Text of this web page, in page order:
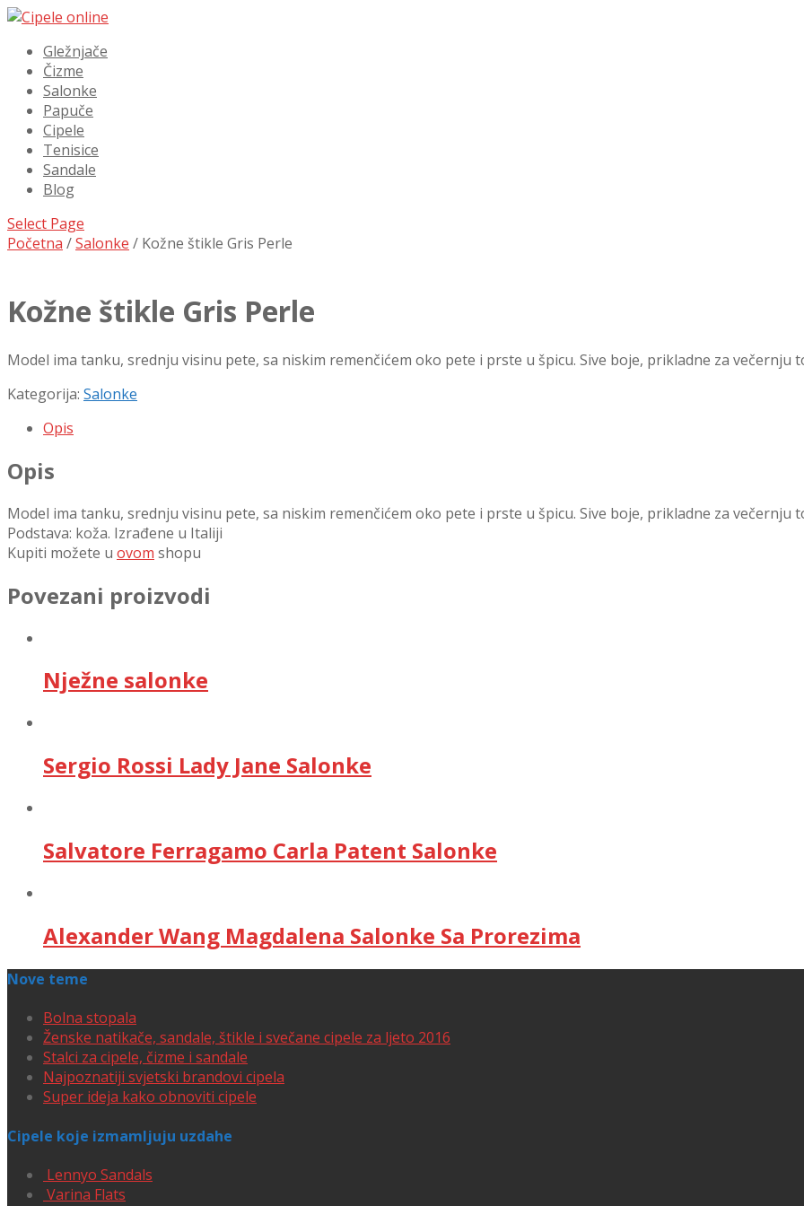
Gležnjače
Čizme
Salonke
Papuče
Cipele
Tenisice
Sandale
Blog
Select Page
Početna /Salonke / Kožne štikle Gris Perle
Kožne štikle Gris Perle
Model ima tanku, srednju visinu pete, sa niskim remenčićem oko pete i prste u špicu. Sive boje, prikladne za večernju
Kategorija: Salonke
Opis
Opis
Model ima tanku, srednju visinu pete, sa niskim remenčićem oko pete i prste u špicu. Sive boje, prikladne za večernju
Podstava: koža. Izrađene u Italiji
Kupiti možete u ovom shopu
Povezani proizvodi
Nježne salonke
Sergio Rossi Lady Jane Salonke
Salvatore Ferragamo Carla Patent Salonke
Alexander Wang Magdalena Salonke Sa Prorezima
Nove teme
Bolna stopala
Ženske natikače, sandale, štikle i svečane cipele za ljeto 2016
Stalci za cipele, čizme i sandale
Najpoznatiji svjetski brandovi cipela
Super ideja kako obnoviti cipele
Cipele koje izmamljuju uzdahe
Lennyo Sandals
Varina Flats